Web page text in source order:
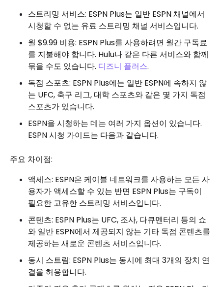
스트리밍 서비스: ESPN Plus는 일반 ESPN 채널에서
시청할 수 없는 유료 스트리밍 채널 서비스입니다.
월 $9.99 비용: ESPN Plus를 사용하려면 월간 구독료
를 지불해야 합니다. Hulu나 같은 다른 서비스와 함께
묶을 수도 있습니다. 디즈니 플러스.
독점 스포츠: ESPN Plus에는 일반 ESPN에 속하지 않
는 UFC, 축구 리그, 대학 스포츠와 같은 몇 가지 독점
스포츠가 있습니다.
ESPN을 시청하는 데는 여러 가지 옵션이 있습니다.
ESPN 시청 가이드는 다음과 같습니다.
주요 차이점:
액세스: ESPN은 케이블 네트워크를 사용하는 모든 사
용자가 액세스할 수 있는 반면 ESPN Plus는 구독이
필요한 고유한 스트리밍 서비스입니다.
콘텐츠: ESPN Plus는 UFC, 조사, 다큐멘터리 등의 쇼
와 일반 ESPN에서 제공되지 않는 기타 독점 콘텐츠를
제공하는 새로운 콘텐츠 서비스입니다.
동시 스트림: ESPN Plus는 동시에 최대 3개의 장치 연
결을 허용합니다.